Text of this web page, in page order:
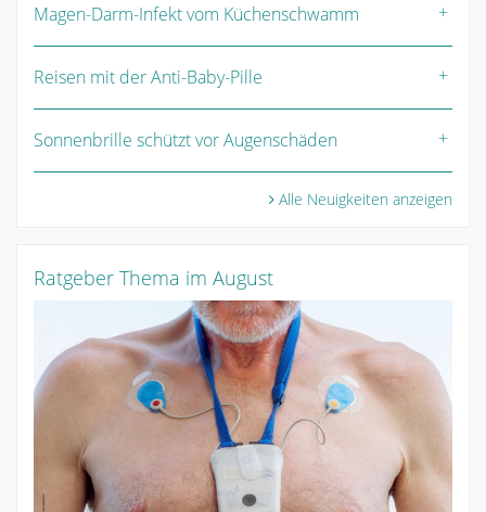
Magen-Darm-Infekt vom Küchenschwamm
Reisen mit der Anti-Baby-Pille
Sonnenbrille schützt vor Augenschäden
Alle Neuigkeiten anzeigen
Ratgeber Thema im August